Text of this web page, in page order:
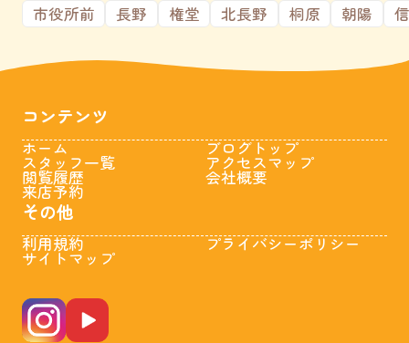
市役所前
長野 権堂 北長野 桐原 朝陽
コンテンツ
ホーム
スタッフ一覧
閲覧履歴
来店予約
ブログトップ
アクセスマップ
会社概要
その他
利用規約
サイトマップ
プライバシーポリシー